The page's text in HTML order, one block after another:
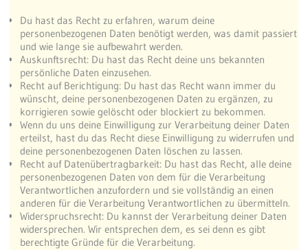
Du hast das Recht zu erfahren, warum deine
personenbezogenen Daten benötigt werden, was damit passiert
und wie lange sie aufbewahrt werden.
Auskunftsrecht: Du hast das Recht deine uns bekannten
persönliche Daten einzusehen.
Recht auf Berichtigung: Du hast das Recht wann immer du
wünscht, deine personenbezogenen Daten zu ergänzen, zu
korrigieren sowie gelöscht oder blockiert zu bekommen.
Wenn du uns deine Einwilligung zur Verarbeitung deiner Daten
erteilst, hast du das Recht diese Einwilligung zu widerrufen und
deine personenbezogenen Daten löschen zu lassen.
Recht auf Datenübertragbarkeit: Du hast das Recht, alle deine
personenbezogenen Daten von dem für die Verarbeitung
Verantwortlichen anzufordern und sie vollständig an einen
anderen für die Verarbeitung Verantwortlichen zu übermitteln.
Widerspruchsrecht: Du kannst der Verarbeitung deiner Daten
widersprechen. Wir entsprechen dem, es sei denn es gibt
berechtigte Gründe für die Verarbeitung.